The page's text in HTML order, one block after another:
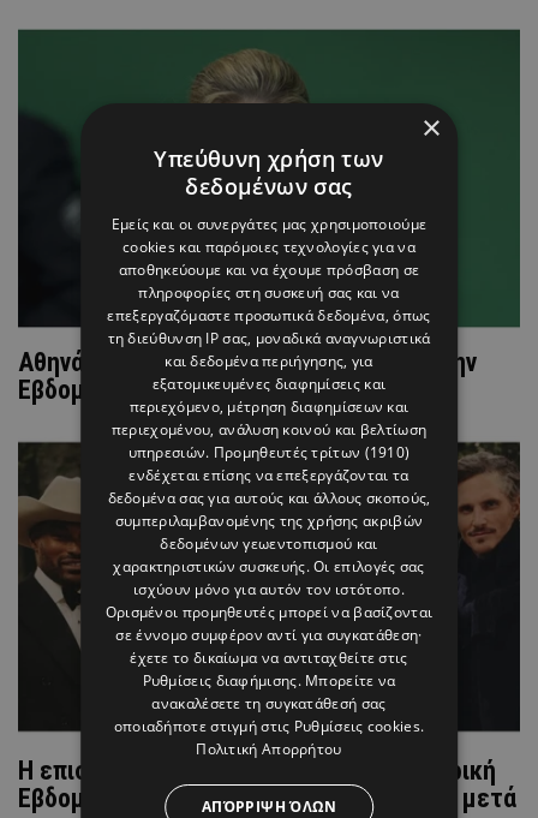
Αθηνά Ωνάση: Η σπάνια εμφάνισή της στην
Εβδομάδα Μόδας του Παρισιού (ΦΩΤΟ)
Η επιστροφή του Ralph Lauren στην ανδρική
Εβδομάδα Μόδας του Μιλάνου, 20 χρόνια μετά
×
Υπεύθυνη χρήση των
δεδομένων σας
Εμείς και οι συνεργάτες μας χρησιμοποιούμε
cookies και παρόμοιες τεχνολογίες για να
αποθηκεύουμε και να έχουμε πρόσβαση σε
πληροφορίες στη συσκευή σας και να
επεξεργαζόμαστε προσωπικά δεδομένα, όπως
τη διεύθυνση IP σας, μοναδικά αναγνωριστικά
και δεδομένα περιήγησης, για
εξατομικευμένες διαφημίσεις και
περιεχόμενο, μέτρηση διαφημίσεων και
περιεχομένου, ανάλυση κοινού και βελτίωση
υπηρεσιών. Προμηθευτές τρίτων (1910)
ενδέχεται επίσης να επεξεργάζονται τα
δεδομένα σας για αυτούς και άλλους σκοπούς,
συμπεριλαμβανομένης της χρήσης ακριβών
δεδομένων γεωεντοπισμού και
χαρακτηριστικών συσκευής. Οι επιλογές σας
ισχύουν μόνο για αυτόν τον ιστότοπο.
Ορισμένοι προμηθευτές μπορεί να βασίζονται
σε έννομο συμφέρον αντί για συγκατάθεση·
έχετε το δικαίωμα να αντιταχθείτε στις
Ρυθμίσεις διαφήμισης. Μπορείτε να
ανακαλέσετε τη συγκατάθεσή σας
οποιαδήποτε στιγμή στις Ρυθμίσεις cookies.
Πολιτική Απορρήτου
ΑΠΌΡΡΙΨΗ ΌΛΩΝ